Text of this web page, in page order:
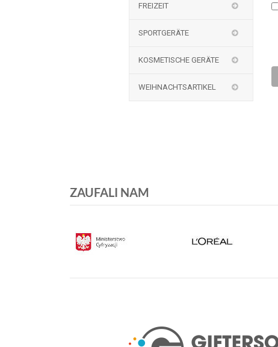
FREIZEIT
SPORTGERÄTE
KOSMETISCHE GERÄTE
WEIHNACHTSARTIKEL
ZAUFALI NAM